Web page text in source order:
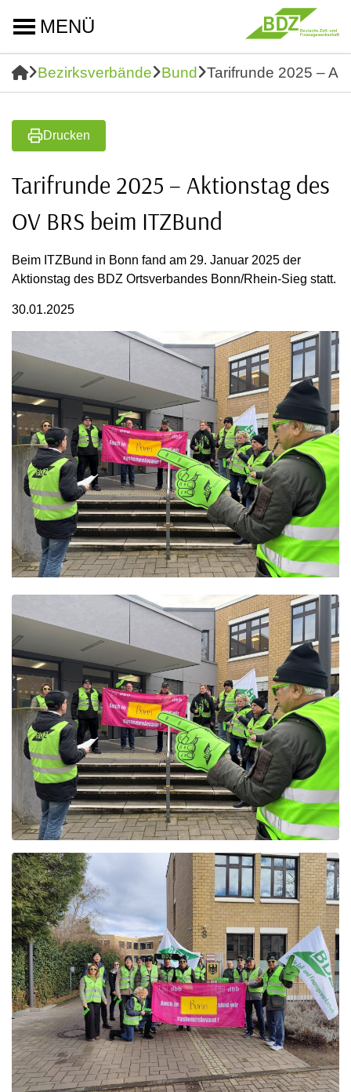
MENÜ
Bezirksverbände Bund Tarifrunde 2025 –
Drucken
Tarifrunde 2025 – Aktionstag des
OV BRS beim ITZBund
Beim ITZBund in Bonn fand am 29. Januar 2025 der
Aktionstag des BDZ Ortsverbandes Bonn/Rhein-Sieg statt.
30.01.2025